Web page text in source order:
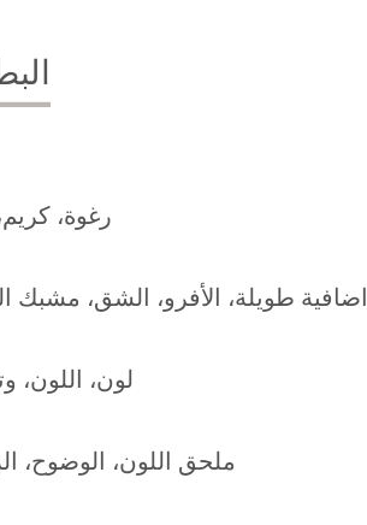
رغوة،
اضافية طويلة، الأفرو، الشق، مشبك
لون، اللون،
ملحق اللون، الوضوح،